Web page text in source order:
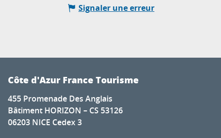
Signaler une erreur
Côte d'Azur France Tourisme
455 Promenade Des Anglais
Bâtiment HORIZON – CS 53126
06203 NICE Cedex 3